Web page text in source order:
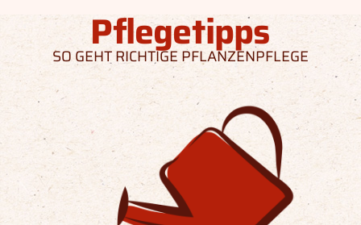
Pflegetipps
SO GEHT RICHTIGE PFLANZENPFLEGE